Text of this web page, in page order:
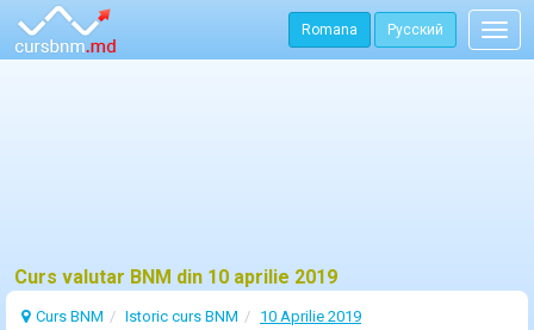
Romana Русский
Curs valutar BNM din 10 aprilie 2019
Curs BNM Istoric curs BNM 10 Aprilie 2019